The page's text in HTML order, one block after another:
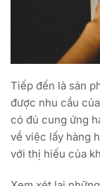
Tiếp đến là sản
được nhu cầu
có đủ cung ứng
về việc lấy hàng
với thị hiếu của